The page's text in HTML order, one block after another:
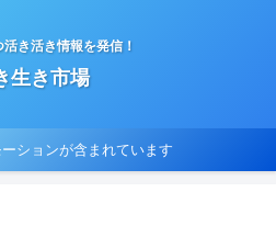
き活き情報を発信！
生き市場
ションが含まれています